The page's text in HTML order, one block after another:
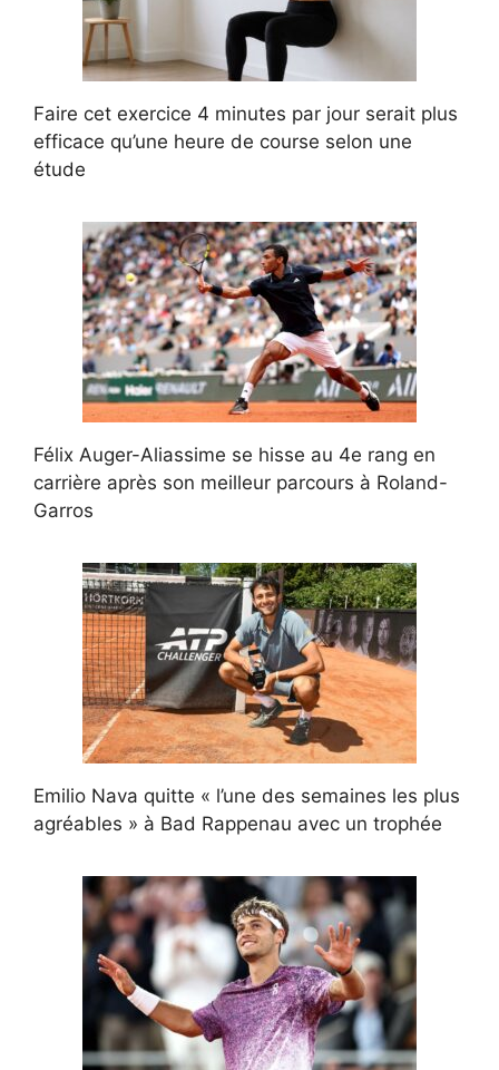
Faire cet exercice 4 minutes par jour serait plus
efficace qu’une heure de course selon une
étude
Félix Auger-Aliassime se hisse au 4e rang en
carrière après son meilleur parcours à Roland-
Garros
Emilio Nava quitte « l’une des semaines les plus
agréables » à Bad Rappenau avec un trophée